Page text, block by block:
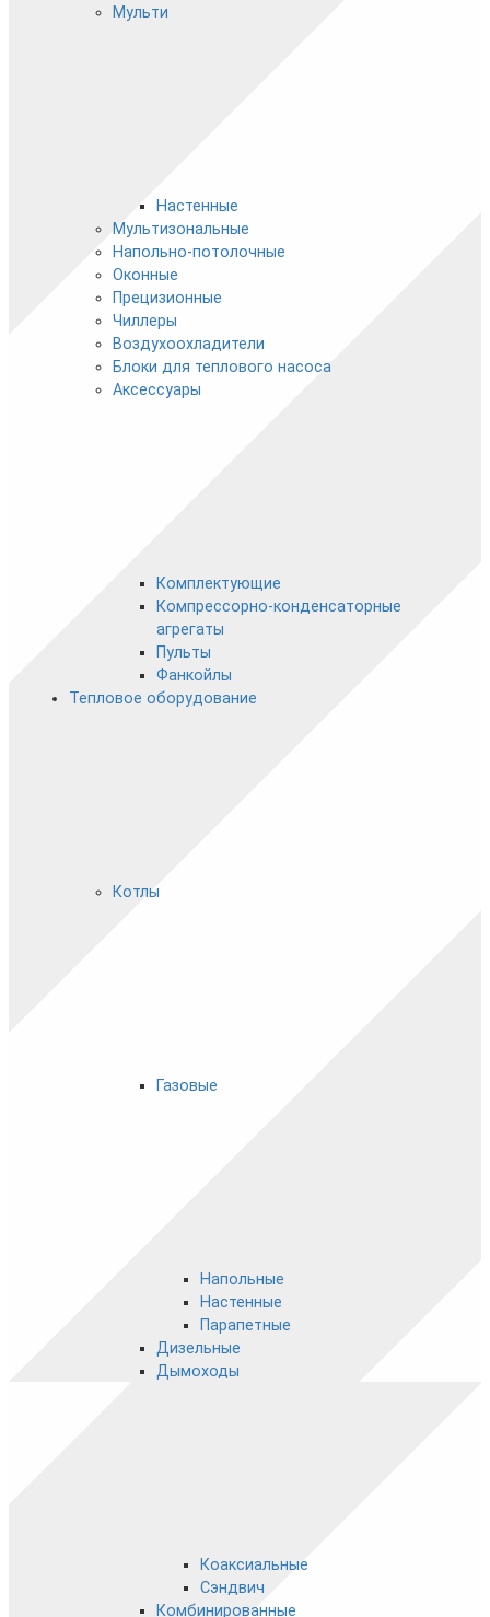
Мульти
Настенные
Мультизональные
Напольно-потолочные
Оконные
Прецизионные
Чиллеры
Воздухоохладители
Блоки для теплового насоса
Аксессуары
Комплектующие
Компрессорно-конденсаторные
агрегаты
Пульты
Фанкойлы
Тепловое оборудование
Котлы
Газовые
Напольные
Настенные
Парапетные
Дизельные
Дымоходы
Коаксиальные
Сэндвич
Комбинированные